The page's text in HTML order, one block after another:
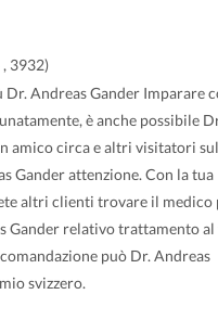
3932)
Dr. Andreas Gander Imparare
è anche possibile
amico circa e altri visitatori
Gander attenzione. Con la tua
altri clienti trovare il medico
Gander relativo trattamento al
può Dr. Andreas
svizzero.